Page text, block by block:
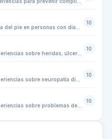
10
Subforo dedicado a consultas y experiencias sobre heridas, úlceras y lesiones en el pie diabético. Comparte dudas sobre prevención, cuidados básicos, evolución de heridas, zonas de presión, rozaduras, calzado adecuado y señales de alarma como enrojecimiento, secreción, mal olor, dolor, hinchazón o cambios de color. Ante cualquier herida en una persona con diabetes, es importante acudir cuanto antes a un podólogo o profesional sanitario.
10
10
Subforo dedicado a consultas y experiencias sobre problemas de circulación en personas con diabetes y su relación con la salud del pie. Comparte dudas sobre pies fríos, cambios de color, hinchazón, heridas que tardan en cerrar, dolor al caminar, pérdida de sensibilidad y señales de alarma. Un espacio orientado a la prevención, el seguimiento podológico y la importancia de acudir a un profesional sanitario ante cualquier cambio sospechoso.
10